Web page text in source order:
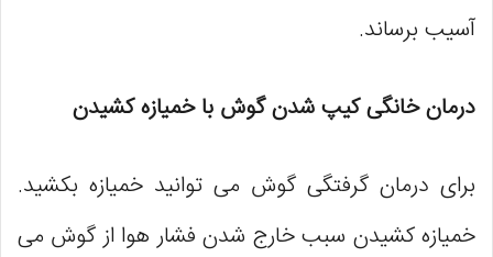
آسیب برساند.
درمان خانگی کیپ شدن گوش با خمیازه کشیدن
برای درمان گرفتگی گوش می توانید خمیازه بکشید.
خمیازه کشیدن سبب خارج شدن فشار هوا از گوش می